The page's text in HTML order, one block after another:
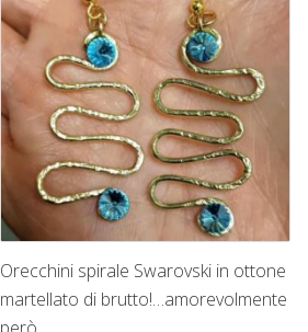
Orecchini spirale Swarovski in ottone
martellato di brutto!…amorevolmente